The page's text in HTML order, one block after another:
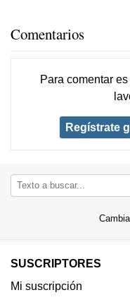
Comentarios
Para comentar
Regístrate
SUSCRIPTORES
Mi suscripción